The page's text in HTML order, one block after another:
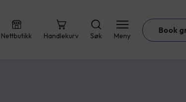
Nettbutikk Handlekurv Søk Meny
Book